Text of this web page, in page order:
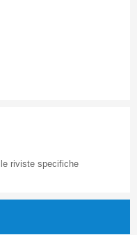
riviste specifiche